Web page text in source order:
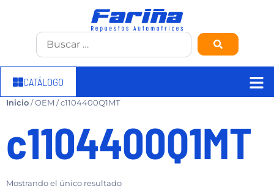
CATÁLOGO
Inicio/ OEM / c1104400Q1MT
c1104400Q1MT
Mostrando el único resultado